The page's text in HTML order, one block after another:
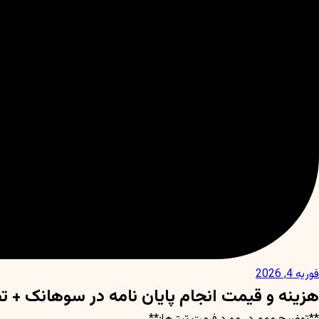
فوریه 4, 2026
هزینه و قیمت انجام پایان نامه در سوهانک +